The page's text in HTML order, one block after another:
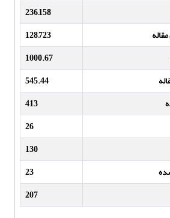
236,158
128,723
1000.67
545.44
413
26
130
23
207